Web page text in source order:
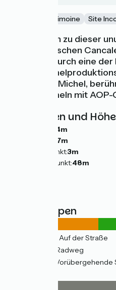
Patrimoine Site
Willkommen zu dieser
Etappe! Zwischen
radeln Sie durch eine
Mont-Saint-Michel,
Zuchtmuscheln mit
Steigungen und
34m
57m
Tiefster Punkt:3m
Höchster Punkt:48m
Straßentypen
(58%) Auf der Straße
(42%) Radweg
(35%) Vorübergehende